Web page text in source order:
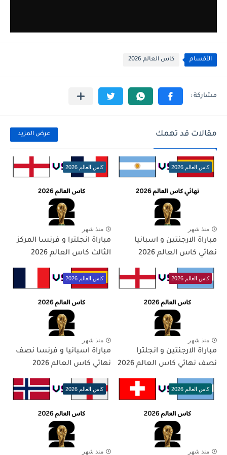
الأقسام كاس العالم 2026
مقالات قد تهمك عرض المزيد
كاس العالم 2026
منذ شهر
مباراة الارجنتين و اسبانيا
نهائي كاس العالم 2026
كاس العالم 2026
منذ شهر
مباراة انجلترا و فرنسا المركز
الثالث كاس العالم 2026
كاس العالم 2026
منذ شهر
مباراة الارجنتين و انجلترا
نصف نهائي كاس العالم 2026
كاس العالم 2026
منذ شهر
مباراة اسبانيا و فرنسا نصف
نهائي كاس العالم 2026
كاس العالم 2026
منذ شهر
كاس العالم 2026
منذ شهر